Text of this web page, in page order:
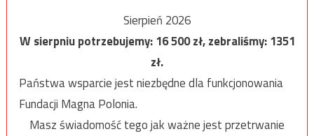
Sierpień 2026
W sierpniu potrzebujemy:16 500zł, zebraliśmy:1351
zł.
Państwa wsparcie jest niezbędne dla funkcjonowania
Fundacji Magna Polonia.
Masz świadomość tego jak ważne jest przetrwanie